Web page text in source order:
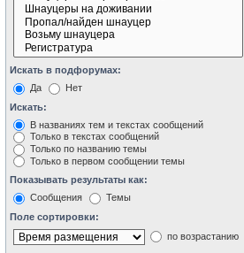
Искать в подфорумах:
Да
Нет
Искать:
В названиях тем и текстах сообщений
Только в текстах сообщений
Только по названию темы
Только в первом сообщении темы
Показывать результаты как:
Сообщения
Темы
Поле сортировки:
по возрастанию